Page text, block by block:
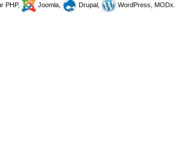
PHP, Joomla, Drupal, WordPress, MODx.